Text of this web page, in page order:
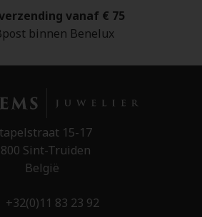
vanaf € 75
binnen Benelux
15-17
Sint-Truiden
België
+32(0)11 83 23 92